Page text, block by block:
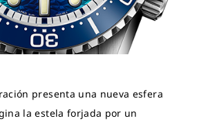
presenta una nueva esfera
la estela forjada por un